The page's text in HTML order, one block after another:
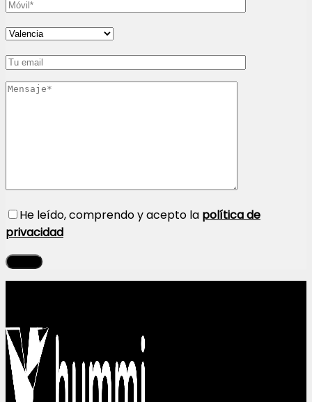
He leído, comprendo y acepto la política de
privacidad